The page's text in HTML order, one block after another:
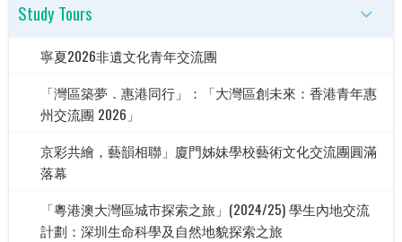
Study Tours
寧夏2026非遺文化青年交流團
「灣區築夢．惠港同行」：「大灣區創未來：香港青年惠
州交流團 2026」
京彩共繪，藝韻相聯」廈門姊妹學校藝術文化交流團圓滿
落幕
「粵港澳大灣區城市探索之旅」(2024/25) 學生內地交流
計劃：深圳生命科學及自然地貌探索之旅